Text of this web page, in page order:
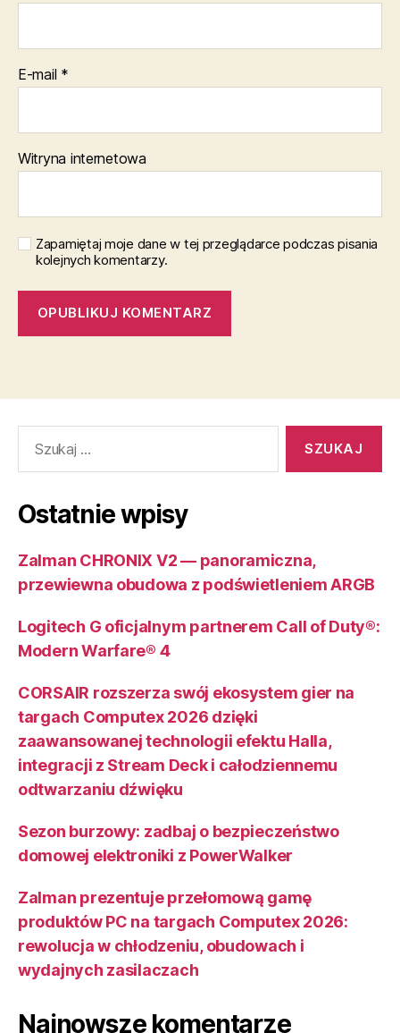
E-mail *
Witryna internetowa
Zapamiętaj moje dane w tej przeglądarce podczas pisania
kolejnych komentarzy.
Ostatnie wpisy
Zalman CHRONIX V2 — panoramiczna,
przewiewna obudowa z podświetleniem ARGB
Logitech G oficjalnym partnerem Call of Duty®:
Modern Warfare® 4
CORSAIR rozszerza swój ekosystem gier na
targach Computex 2026 dzięki
zaawansowanej technologii efektu Halla,
integracji z Stream Deck i całodziennemu
odtwarzaniu dźwięku
Sezon burzowy: zadbaj o bezpieczeństwo
domowej elektroniki z PowerWalker
Zalman prezentuje przełomową gamę
produktów PC na targach Computex 2026:
rewolucja w chłodzeniu, obudowach i
wydajnych zasilaczach
Najnowsze komentarze